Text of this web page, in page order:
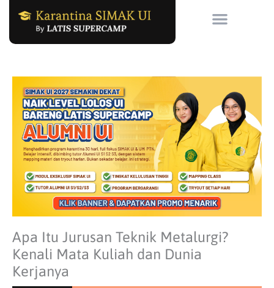
Apa Itu Jurusan Teknik Metalurgi?
Kenali Mata Kuliah dan Dunia
Kerjanya